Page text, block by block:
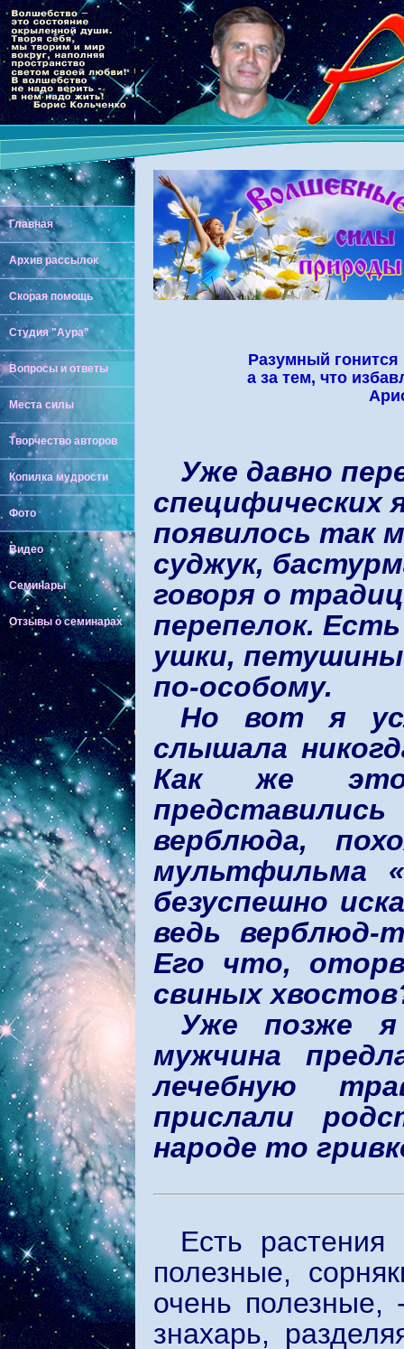
Главная
Архив рассылок
Скорая помощь
Студия "Аура"
Вопросы и ответы
Места силы
Творчество авторов
Копилка мудрости
Фото
Видео
Семинары
Отзывы о семинарах
Разумный гонится
а за тем, что
Уже давно
специфических
появилось так
суджук,
говоря о
перепелок.
ушки,
по-особому.
Но вот я
слышала
Как же
верблюда,
мультфильма
безуспешно
ведь верблюд-
Его что,
свиных
Уже позже
мужчина
лечебную
прислали
народе то
Есть
полезные,
очень полезные,
знахарь,